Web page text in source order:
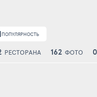
ПОПУЛЯРНОСТЬ
РЕСТОРАНА 162 ФОТО 0